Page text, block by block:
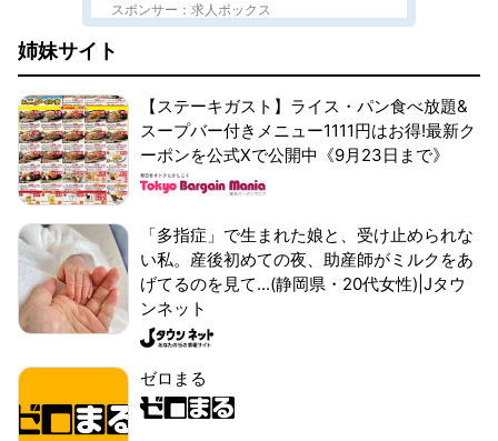
スポンサー：求人ボックス
姉妹サイト
【ステーキガスト】ライス・パン食べ放題&
スープバー付きメニュー1111円はお得!最新ク
ーポンを公式Xで公開中《9月23日まで》
「多指症」で生まれた娘と、受け止められな
い私。産後初めての夜、助産師がミルクをあ
げてるのを見て...(静岡県・20代女性)|Jタウ
ンネット
ゼロまる